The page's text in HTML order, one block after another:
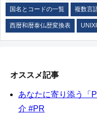
国名とコードの一覧 複数言
西暦和暦泰仏歴変換表 UNIX
オススメ記事
あなたに寄り添う「
介 #PR